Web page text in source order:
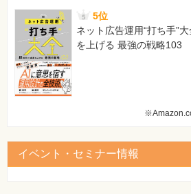
5位
ネット広告運用“打ち手”
を上げる 最強の戦略103
イベント・セミナー情報